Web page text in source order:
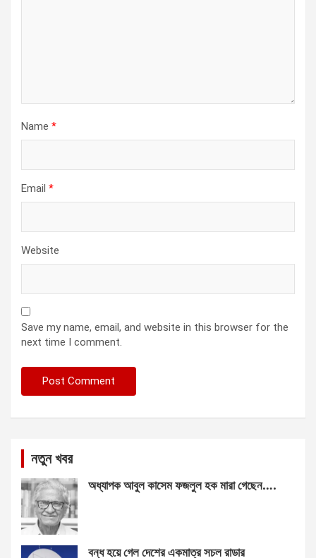
Name *
Email *
Website
Save my name, email, and website in this browser for the
next time I comment.
নতুন খবর
অধ্যাপক আবুল কাসেম ফজলুল হক মারা গেছেন….
বন্ধ হয়ে গেল দেশের একমাত্র সচল রাডার